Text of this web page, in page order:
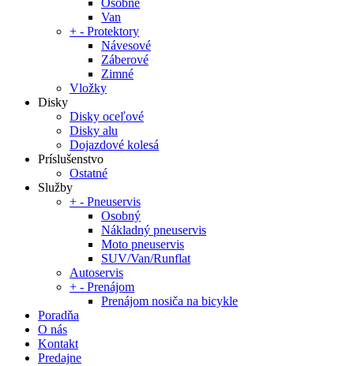
Osobné
Van
+ - Protektory
Návesové
Záberové
Zimné
Vložky
Disky
Disky oceľové
Disky alu
Dojazdové kolesá
Príslušenstvo
Ostatné
Služby
+ - Pneuservis
Osobný
Nákladný pneuservis
Moto pneuservis
SUV/Van/Runflat
Autoservis
+ - Prenájom
Prenájom nosiča na bicykle
Poradňa
O nás
Kontakt
Predajne